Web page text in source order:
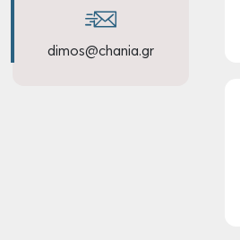
dimos@chania.gr